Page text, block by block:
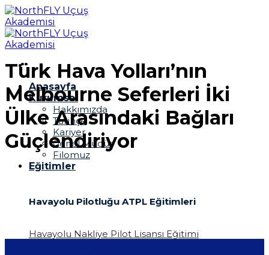
İçeriğe
atla
Anasayfa
Kurumsal
Hakkımızda
Tarihçe
Kariyer
Genel Müdür
Filomuz
Eğitimler
Havayolu Pilotluğu ATPL Eğitimleri
Havayolu Nakliye Pilot Lisansı Eğitimi
Türk Hava Yolları’nın
Melbourne Seferleri İki
Ülke Arasındaki Bağları
Güçlendiriyor